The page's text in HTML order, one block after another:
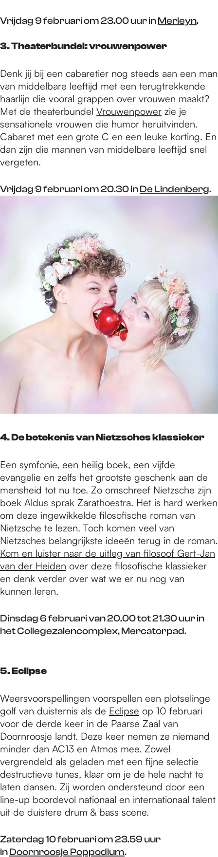
Vrijdag 9 februari om 23.00 uur inMerleyn.
3. Theaterbundel: vrouwenpower
Denk jij bij een cabaretier nog steeds aan een man
van middelbare leeftijd met een terugtrekkende
haarlijn die vooral grappen over vrouwen maakt?
Met de theaterbundel Vrouwenpower zie je
sensationele vrouwen die humor heruitvinden.
Cabaret met een grote C en een leuke korting. En
dan zijn die mannen van middelbare leeftijd snel
vergeten.
Vrijdag 9 februari om 20.30 inDe Lindenberg.
4. De betekenis van Nietzsches klassieker
Een symfonie, een heilig boek, een vijfde
evangelie en zelfs het grootste geschenk aan de
mensheid tot nu toe. Zo omschreef Nietzsche zijn
boek Aldus sprak Zarathoestra. Het is hard werken
om deze ingewikkelde filosofische roman van
Nietzsche te lezen. Toch komen veel van
Nietzsches belangrijkste ideeën terug in de roman.
Kom en luister naar de uitleg van filosoof Gert-Jan
van der Heiden over deze filosofische klassieker
en denk verder over wat we er nu nog van
kunnen leren.
Dinsdag 6 februari van 20.00 tot 21.30 uur in
het Collegezalencomplex, Mercatorpad.
5. Eclipse
Weersvoorspellingen voorspellen een plotselinge
golf van duisternis als de Eclipse op 10 februari
voor de derde keer in de Paarse Zaal van
Doornroosje landt. Deze keer nemen ze niemand
minder dan AC13 en Atmos mee. Zowel
vergrendeld als geladen met een fijne selectie
destructieve tunes, klaar om je de hele nacht te
laten dansen. Zij worden ondersteund door een
line-up boordevol nationaal en internationaal talent
uit de duistere drum & bass scene.
Zaterdag 10 februari om 23.59 uur
inDoornroosje Poppodium.